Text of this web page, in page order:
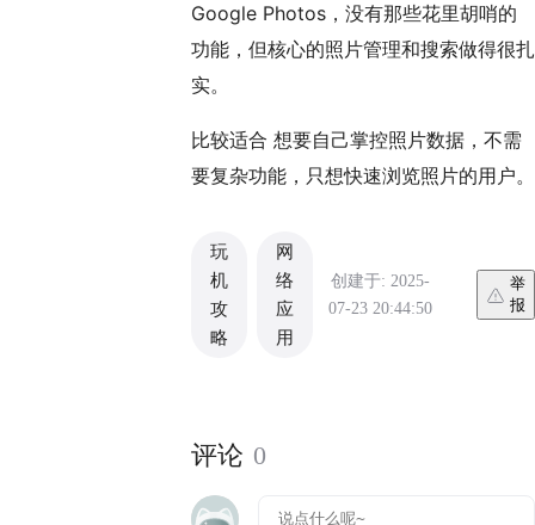
Google Photos，没有那些花里胡哨的
功能，但核心的照片管理和搜索做得很扎
实。
比较适合 想要自己掌控照片数据，不需
要复杂功能，只想快速浏览照片的用户。
玩
机
攻
略
网
络
应
用
创建于: 2025-
07-23 20:44:50
举
报
评论 0